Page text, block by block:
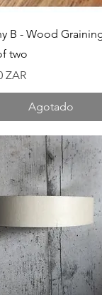
Vista rápida
B - Wood
two
ZAR
Agotado